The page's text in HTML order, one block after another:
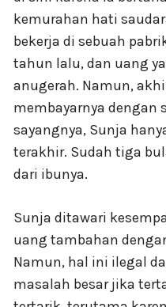
kemurahan hati
bekerja di sebuah
tahun lalu, dan uang
anugerah. Namun,
membayarnya dengan
sayangnya, Sunja
terakhir. Sudah tiga
dari ibunya.
Sunja ditawari
uang tambahan
Namun, hal ini ilegal
masalah besar jika